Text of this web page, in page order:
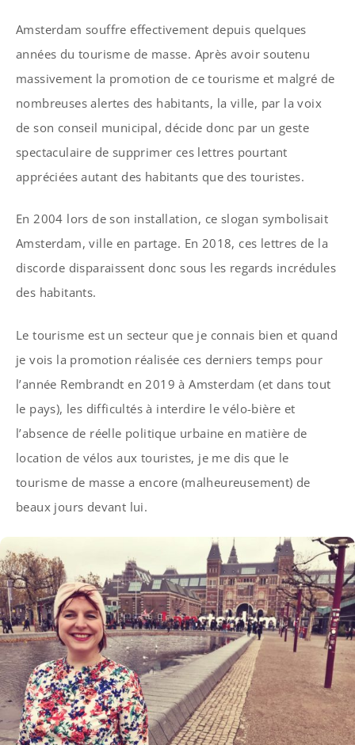
Amsterdam souffre effectivement depuis quelques
années du tourisme de masse. Après avoir soutenu
massivement la promotion de ce tourisme et malgré de
nombreuses alertes des habitants, la ville, par la voix
de son conseil municipal, décide donc par un geste
spectaculaire de supprimer ces lettres pourtant
appréciées autant des habitants que des touristes.
En 2004 lors de son installation, ce slogan symbolisait
Amsterdam, ville en partage. En 2018, ces lettres de la
discorde disparaissent donc sous les regards incrédules
des habitants.
Le tourisme est un secteur que je connais bien et quand
je vois la promotion réalisée ces derniers temps pour
l’année Rembrandt en 2019 à Amsterdam (et dans tout
le pays), les difficultés à interdire le vélo-bière et
l’absence de réelle politique urbaine en matière de
location de vélos aux touristes, je me dis que le
tourisme de masse a encore (malheureusement) de
beaux jours devant lui.